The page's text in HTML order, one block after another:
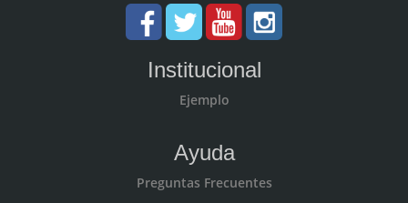
Institucional
Ejemplo
Ayuda
Preguntas Frecuentes